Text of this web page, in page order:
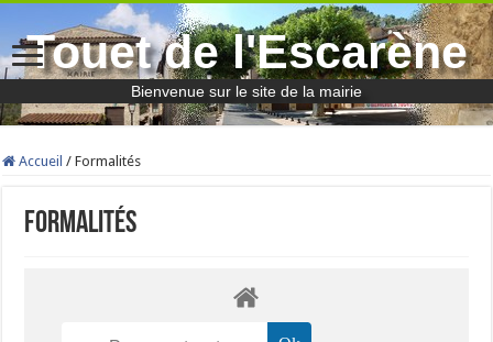
Touet de l'Escarène
Bienvenue sur le site de la mairie
Accueil / Formalités
Formalités